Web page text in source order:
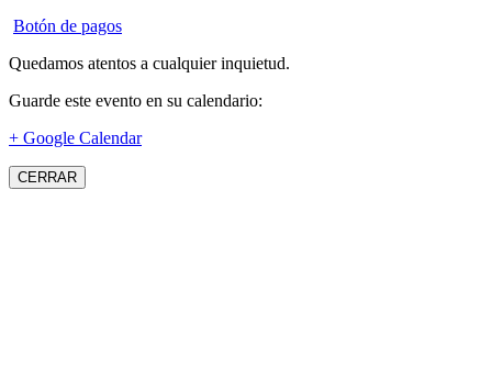
Botón de pagos
Quedamos atentos a cualquier inquietud.
Guarde este evento en su calendario:
+ Google Calendar
CERRAR